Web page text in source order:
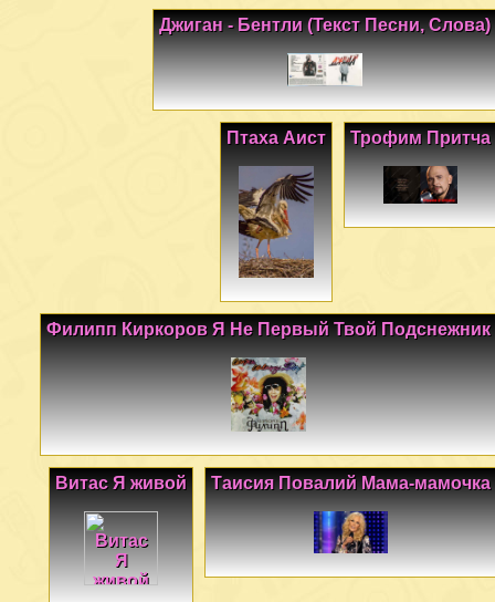
Джиган - Бентли (Текст Песни, Слова)
Трофим Притча
Птаха Аист
Филипп Киркоров Я Не Первый Твой Подснежник
Таисия Повалий Мама-мамочка
Витас Я живой